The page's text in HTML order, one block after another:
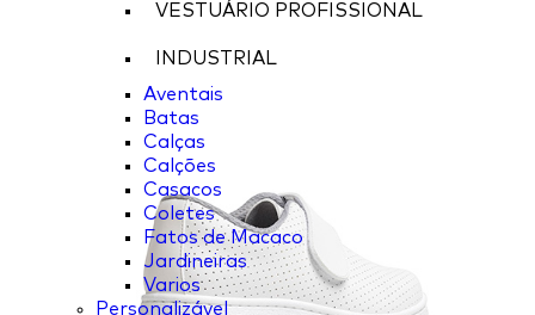
VESTUÁRIO PROFISSIONAL
INDUSTRIAL
Aventais
Batas
Calças
Calções
Casacos
Coletes
Fatos de Macaco
Jardineiras
Varios
Personalizável